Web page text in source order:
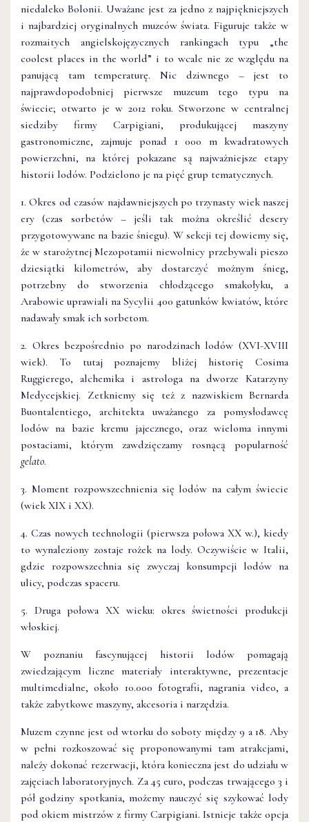
niedaleko Bolonii. Uważane jest za jedno z najpiękniejszych
i najbardziej oryginalnych muzeów świata. Figuruje także w
rozmaitych angielskojęzycznych rankingach typu „the
coolest places in the world” i to wcale nie ze względu na
panującą tam temperaturę. Nic dziwnego – jest to
najprawdopodobniej pierwsze muzeum tego typu na
świecie; otwarto je w 2012 roku. Stworzone w centralnej
siedziby firmy Carpigiani, produkującej maszyny
gastronomiczne, zajmuje ponad 1 000 m kwadratowych
powierzchni, na której pokazane są najważniejsze etapy
historii lodów. Podzielono je na pięć grup tematycznych.
1. Okres od czasów najdawniejszych po trzynasty wiek naszej
ery (czas sorbetów – jeśli tak można określić desery
przygotowywane na bazie śniegu). W sekcji tej dowiemy się,
że w starożytnej Mezopotamii niewolnicy przebywali pieszo
dziesiątki kilometrów, aby dostarczyć możnym śnieg,
potrzebny do stworzenia chłodzącego smakołyku, a
Arabowie uprawiali na Sycylii 400 gatunków kwiatów, które
nadawały smak ich sorbetom.
2. Okres bezpośrednio po narodzinach lodów (XVI-XVIII
wiek). To tutaj poznajemy bliżej historię Cosima
Ruggierego, alchemika i astrologa na dworze Katarzyny
Medycejskiej. Zetkniemy się też z nazwiskiem Bernarda
Buontalentiego, architekta uważanego za pomysłodawcę
lodów na bazie kremu jajecznego, oraz wieloma innymi
postaciami, którym zawdzięczamy rosnącą popularność
gelato.
3. Moment rozpowszechnienia się lodów na całym świecie
(wiek XIX i XX).
4. Czas nowych technologii (pierwsza połowa XX w.), kiedy
to wynaleziony zostaje rożek na lody. Oczywiście w Italii,
gdzie rozpowszechnia się zwyczaj konsumpcji lodów na
ulicy, podczas spaceru.
5. Druga połowa XX wieku: okres świetności produkcji
włoskiej.
W poznaniu fascynującej historii lodów pomagają
zwiedzającym liczne materiały interaktywne, prezentacje
multimedialne, około 10.000 fotografii, nagrania video, a
także zabytkowe maszyny, akcesoria i narzędzia.
Muzem czynne jest od wtorku do soboty między 9 a 18. Aby
w pełni rozkoszować się proponowanymi tam atrakcjami,
należy dokonać rezerwacji, która konieczna jest do udziału w
zajęciach laboratoryjnych. Za 45 euro, podczas trwającego 3 i
pół godziny spotkania, możemy nauczyć się szykować lody
pod okiem mistrzów z firmy Carpigiani. Istnieje także opcja